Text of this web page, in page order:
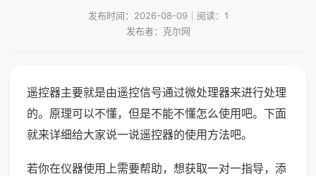
发布时间：2026-08-09｜阅读：1
发布者：克尔网
遥控器主要就是由遥控信号通过微处理器来进行处理
的。原理可以不懂，但是不能不懂怎么使用吧。下面
就来详细给大家说一说遥控器的使用方法吧。
若你在仪器使用上需要帮助，想获取一对一指导，添